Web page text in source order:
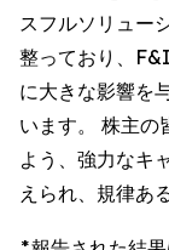
スフルソリュー
整っており、
に大きな影響を
います。 株主の
よう、強力なキ
えられ、規律あ